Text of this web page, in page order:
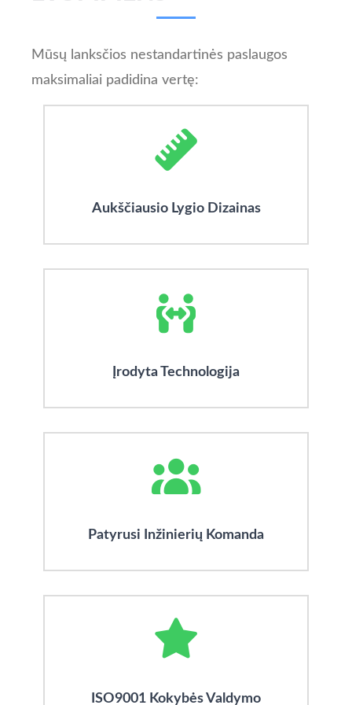
Mūsų lanksčios nestandartinės paslaugos
maksimaliai padidina vertę:
Aukščiausio Lygio Dizainas
Įrodyta Technologija
Patyrusi Inžinierių Komanda
ISO9001 Kokybės Valdymo